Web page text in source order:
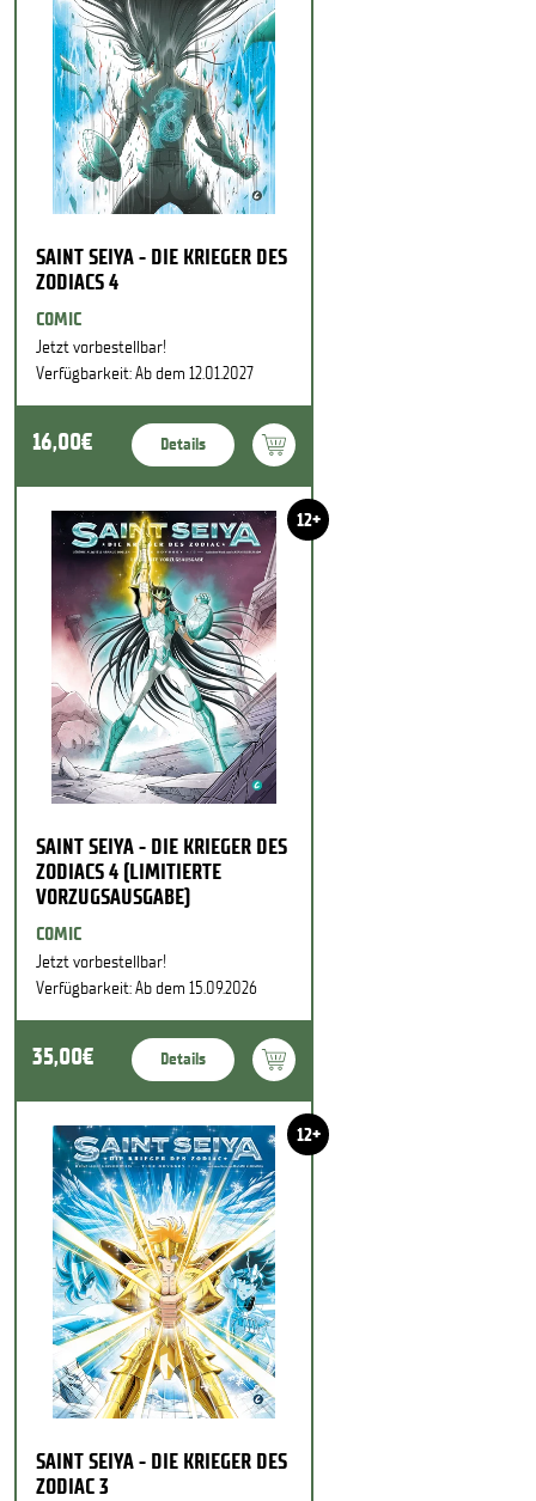
SAINT SEIYA - DIE KRIEGER DES
ZODIACS 4
COMIC
Jetzt vorbestellbar!
Verfügbarkeit: Ab dem 12.01.2027
16,00€ Details
12+
SAINT SEIYA - DIE KRIEGER DES
ZODIACS 4 (LIMITIERTE
VORZUGSAUSGABE)
COMIC
Jetzt vorbestellbar!
Verfügbarkeit: Ab dem 15.09.2026
35,00€ Details
12+
SAINT SEIYA - DIE KRIEGER DES
ZODIAC 3